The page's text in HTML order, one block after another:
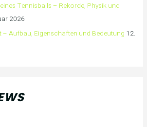
Tennisballs – Rekorde, Physik und
2026
– Aufbau, Eigenschaften und Bedeutung 12.